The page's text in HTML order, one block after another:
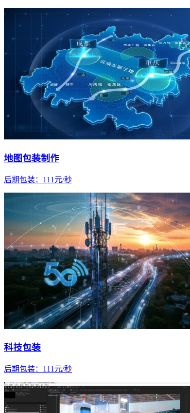
地图包装制作
后期包装： 111 元/秒
科技包装
后期包装： 111 元/秒